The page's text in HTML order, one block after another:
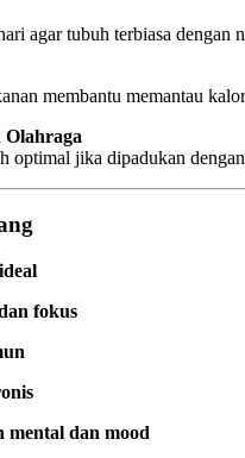
agar tubuh terbiasa dengan
membantu memantau
Olahraga
optimal jika dipadukan
fokus
mental dan mood